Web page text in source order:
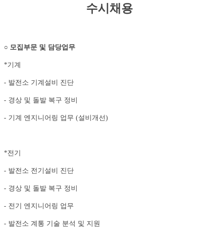
수시채용
○ 모집부문 및 담당업무
*기계
- 발전소 기계설비 진단
- 경상 및 돌발 복구 정비
- 기계 엔지니어링 업무 (설비개선)
*전기
- 발전소 전기설비 진단
- 경상 및 돌발 복구 정비
- 전기 엔지니어링 업무
- 발전소 계통 기술 분석 및 지원